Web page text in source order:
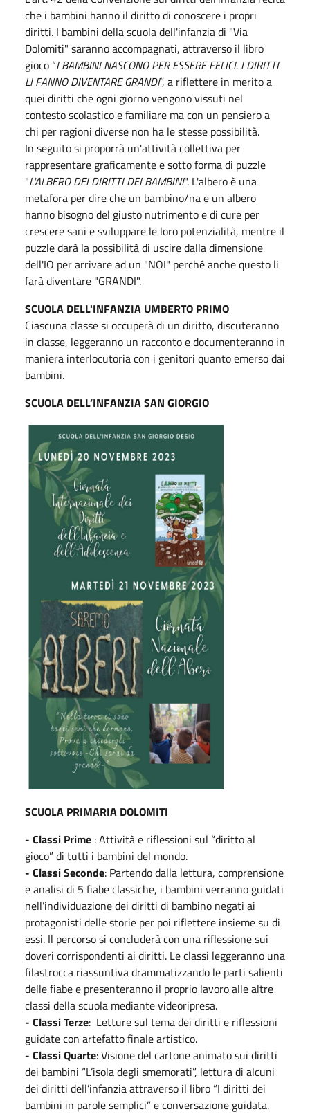
che i bambini hanno il diritto di conoscere i propri
diritti. I bambini della scuola dell'infanzia di "Via
Dolomiti" saranno accompagnati, attraverso il libro
gioco “I BAMBINI NASCONO PER ESSERE FELICI. I DIRITTI
LI FANNO DIVENTARE GRANDI”, a riflettere in merito a
quei diritti che ogni giorno vengono vissuti nel
contesto scolastico e familiare ma con un pensiero a
chi per ragioni diverse non ha le stesse possibilità.
In seguito si proporrà un'attività collettiva per
rappresentare graficamente e sotto forma di puzzle
"L'ALBERO DEI DIRITTI DEI BAMBINI". L'albero è una
metafora per dire che un bambino/na e un albero
hanno bisogno del giusto nutrimento e di cure per
crescere sani e sviluppare le loro potenzialità, mentre il
puzzle darà la possibilità di uscire dalla dimensione
dell'IO per arrivare ad un "NOI" perché anche questo li
farà diventare "GRANDI".
SCUOLA DELL'INFANZIA UMBERTO PRIMO
Ciascuna classe si occuperà di un diritto, discuteranno
in classe, leggeranno un racconto e documenteranno in
maniera interlocutoria con i genitori quanto emerso dai
bambini.
SCUOLA DELL’INFANZIA SAN GIORGIO
SCUOLA PRIMARIA DOLOMITI
- Classi Prime : Attività e riflessioni sul “diritto al
gioco” di tutti i bambini del mondo.
- Classi Seconde: Partendo dalla lettura, comprensione
e analisi di 5 fiabe classiche, i bambini verranno guidati
nell’individuazione dei diritti di bambino negati ai
protagonisti delle storie per poi riflettere insieme su di
essi. Il percorso si concluderà con una riflessione sui
doveri corrispondenti ai diritti. Le classi leggeranno una
filastrocca riassuntiva drammatizzando le parti salienti
delle fiabe e presenteranno il proprio lavoro alle altre
classi della scuola mediante videoripresa.
- Classi Terze: Letture sul tema dei diritti e riflessioni
guidate con artefatto finale artistico.
- Classi Quarte: Visione del cartone animato sui diritti
dei bambini “L’isola degli smemorati”, lettura di alcuni
dei diritti dell’infanzia attraverso il libro “I diritti dei
bambini in parole semplici” e conversazione guidata.